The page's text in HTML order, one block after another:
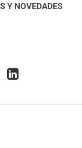
Y NOVEDADES